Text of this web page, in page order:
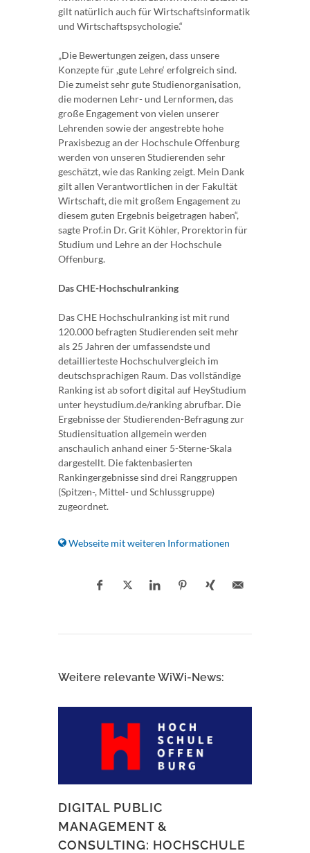
gilt natürlich auch für Wirtschaftsinformatik
und Wirtschaftspsychologie.“
„Die Bewertungen zeigen, dass unsere
Konzepte für ,gute Lehre‘ erfolgreich sind.
Die zumeist sehr gute Studienorganisation,
die modernen Lehr- und Lernformen, das
große Engagement von vielen unserer
Lehrenden sowie der angestrebte hohe
Praxisbezug an der Hochschule Offenburg
werden von unseren Studierenden sehr
geschätzt, wie das Ranking zeigt. Mein Dank
gilt allen Verantwortlichen in der Fakultät
Wirtschaft, die mit großem Engagement zu
diesem guten Ergebnis beigetragen haben“,
sagte Prof.in Dr. Grit Köhler, Prorektorin für
Studium und Lehre an der Hochschule
Offenburg.
Das CHE-Hochschulranking
Das CHE Hochschulranking ist mit rund
120.000 befragten Studierenden seit mehr
als 25 Jahren der umfassendste und
detaillierteste Hochschulvergleich im
deutschsprachigen Raum. Das vollständige
Ranking ist ab sofort digital auf HeyStudium
unter heystudium.de/ranking abrufbar. Die
Ergebnisse der Studierenden-Befragung zur
Studiensituation allgemein werden
anschaulich anhand einer 5-Sterne-Skala
dargestellt. Die faktenbasierten
Rankingergebnisse sind drei Ranggruppen
(Spitzen-, Mittel- und Schlussgruppe)
zugeordnet.
Webseite mit weiteren Informationen
Weitere relevante WiWi-News:
DIGITAL PUBLIC
MANAGEMENT &
CONSULTING: HOCHSCHULE